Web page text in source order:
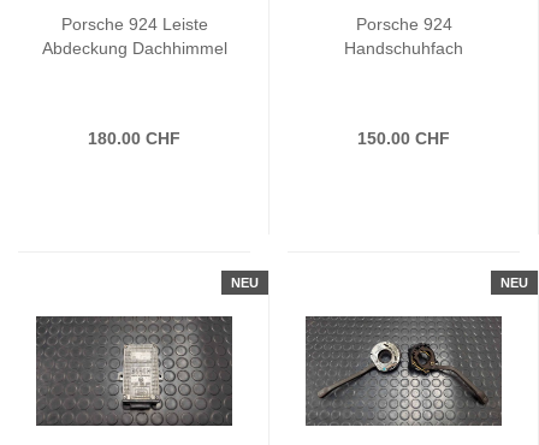
Porsche 924 Leiste
Abdeckung Dachhimmel
180.00 CHF
Porsche 924
Handschuhfach
150.00 CHF
NEU NEU